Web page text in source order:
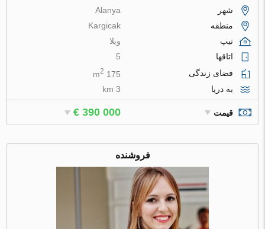
شهر
Alanya
منطقه
Kargicak
تیپ
ویلا
اتاقها
5
فضای زندگی
175 m
2
به دریا 3 km
قیمت € 390 000
فروشنده